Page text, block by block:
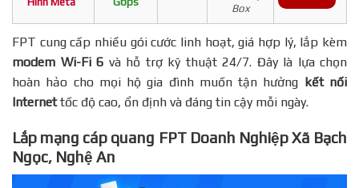
Box
FPT cung cấp nhiều gói cước linh hoạt, giá hợp lý, lắp kèm
modem Wi-Fi 6 và hỗ trợ kỹ thuật 24/7. Đây là lựa chọn
hoàn hảo cho mọi hộ gia đình muốn tận hưởng kết nối
Internettốc độ cao, ổn định và đáng tin cậy mỗi ngày.
Lắp mạng cáp quang FPT Doanh Nghiệp Xã Bạch
Ngọc, Nghệ An